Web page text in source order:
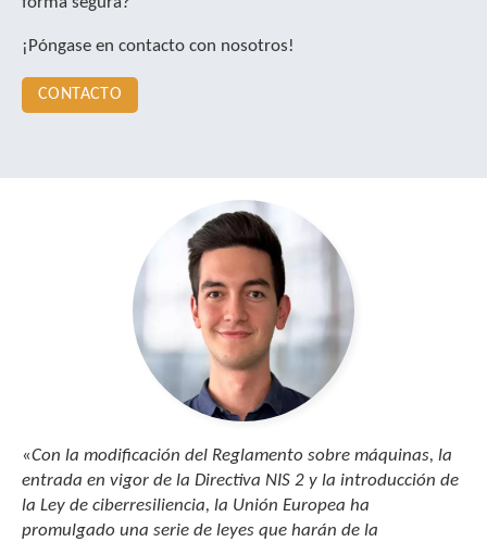
¡Póngase en contacto con nosotros!
CONTACTO
«Con la modificación del Reglamento sobre máquinas, la
entrada en vigor de la Directiva NIS 2 y la introducción de
la Ley de ciberresiliencia, la Unión Europea ha
promulgado una serie de leyes que harán de la